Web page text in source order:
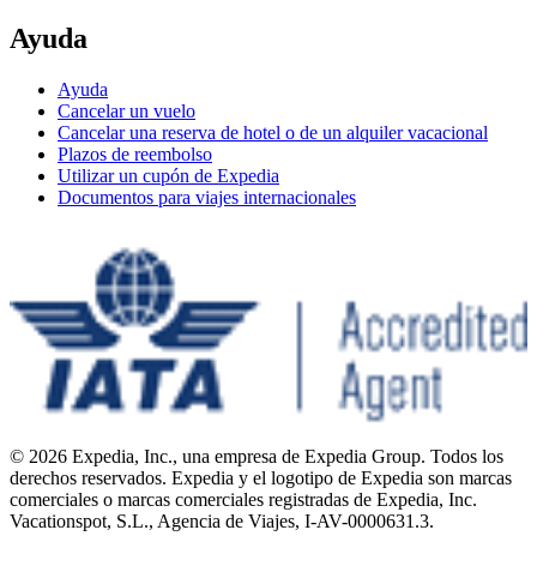
Ayuda
Ayuda
Cancelar un vuelo
Cancelar una reserva de hotel o de un alquiler vacacional
Plazos de reembolso
Utilizar un cupón de Expedia
Documentos para viajes internacionales
© 2026 Expedia, Inc., una empresa de Expedia Group. Todos los
derechos reservados. Expedia y el logotipo de Expedia son marcas
comerciales o marcas comerciales registradas de Expedia, Inc.
Vacationspot, S.L., Agencia de Viajes, I-AV-0000631.3.